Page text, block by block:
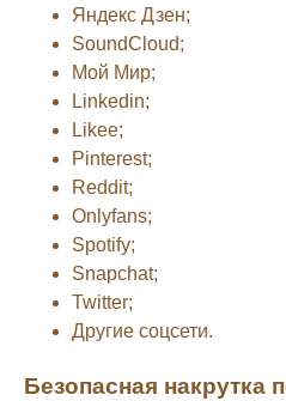
Яндекс Дзен;
SoundCloud;
Мой Мир;
Linkedin;
Likee;
Pinterest;
Reddit;
Onlyfans;
Spotify;
Snapchat;
Twitter;
Другие соцсети.
Безопасная накрутка